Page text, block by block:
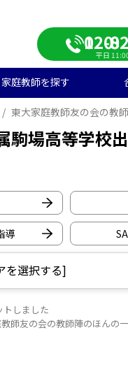
0120-
平日
帰国子女向け
家庭教師を探す
東大家庭教師友の会の教師
駒場高等学校
導
を選択する]
トしました
師友の会の教師陣のほんの
埼玉県